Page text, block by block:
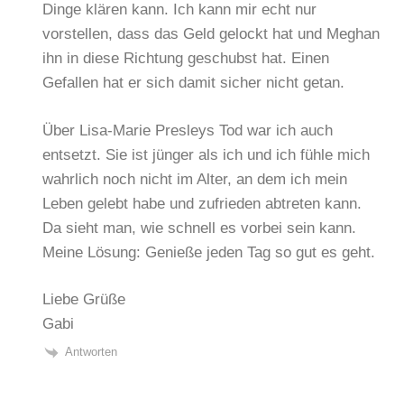
Dinge klären kann. Ich kann mir echt nur
vorstellen, dass das Geld gelockt hat und Meghan
ihn in diese Richtung geschubst hat. Einen
Gefallen hat er sich damit sicher nicht getan.
Über Lisa-Marie Presleys Tod war ich auch
entsetzt. Sie ist jünger als ich und ich fühle mich
wahrlich noch nicht im Alter, an dem ich mein
Leben gelebt habe und zufrieden abtreten kann.
Da sieht man, wie schnell es vorbei sein kann.
Meine Lösung: Genieße jeden Tag so gut es geht.
Liebe Grüße
Gabi
Antworten